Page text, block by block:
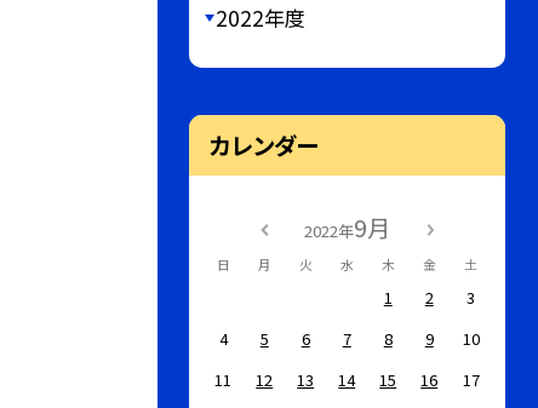
2022年度
カレンダー
2022年9月
日 月 火 水 木 金 土
1 2
3
4
5 6 7 8 9
10
11
12 13 14 15 16
17